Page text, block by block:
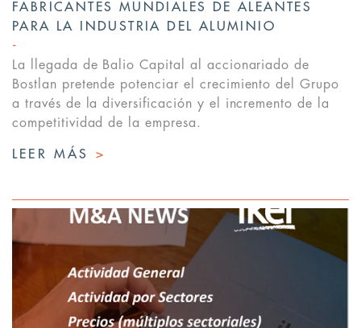
FABRICANTES MUNDIALES DE ALEANTES
PARA LA INDUSTRIA DEL ALUMINIO
La llegada de Balio Capital al accionariado de
Bostlan pretende potenciar el crecimiento del Grupo
a través de la diversificación y el incremento de la
competitividad de la empresa.
LEER MÁS >